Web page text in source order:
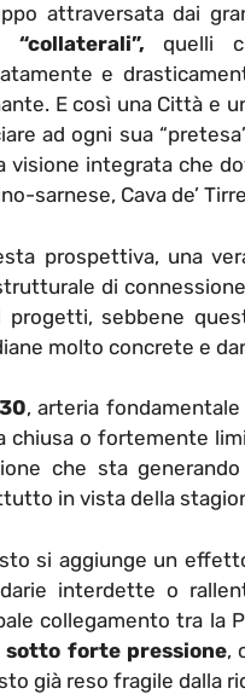
attraversata dai
“collaterali”,quelli
e
E così una Città e
ad ogni sua
visione integrata che
sarnese, Cava de’
prospettiva, una
di
progetti, sebbene
molto concrete e
, arteria
chiusa o fortemente
che sta
in vista della
si aggiunge un
interdette o
collegamento tra la
sotto forte pressione,
già reso fragile dalla